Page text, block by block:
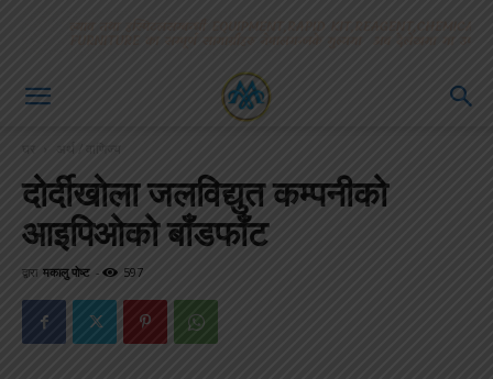
घर
दोर्दीखोला जलविद्युत कम्पनीको
आइपिओको बाँडफाँट
द्वारा मकालु पोष्ट - 597